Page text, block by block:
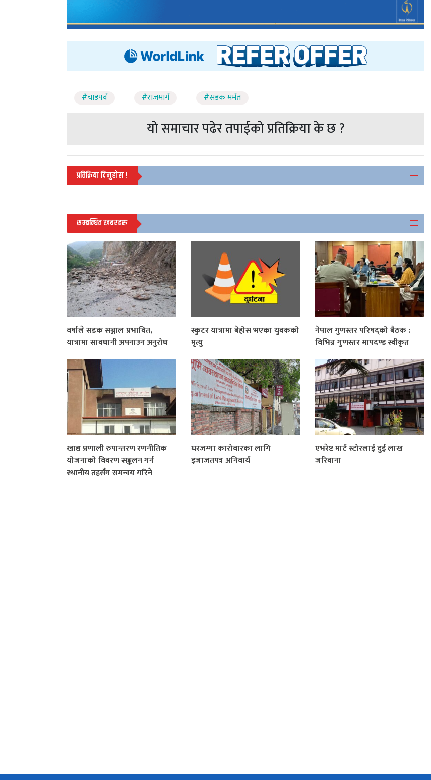
#चाडपर्व #राजमार्ग #सडक मर्मत
यो समाचार पढेर तपाईको प्रतिक्रिया के छ ?
प्रतिक्रिया दिनुहोस !
सम्बन्धित खबरहरु
वर्षाले सडक सञ्जाल प्रभावित,
यात्रामा सावधानी अपनाउन अनुरोध
स्कुटर यात्रामा बेहोस भएका युवकको
मृत्यु
नेपाल गुणस्तर परिषद्को बैठक :
विभिन्न गुणस्तर मापदण्ड स्वीकृत
खाद्य प्रणाली रुपान्तरण रणनीतिक
योजनाको विवरण सङ्कलन गर्न
स्थानीय तहसँग समन्वय गरिने
घरजग्गा कारोबारका लागि
इजाजतपत्र अनिवार्य
एभरेष्ट मार्ट स्टोरलाई दुई लाख
जरिवाना